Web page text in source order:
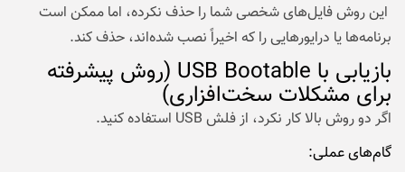
این روش فایل‌های شخصی شما را حذف نکرده، اما ممکن است
برنامه‌ها یا درایورهایی را که اخیراً نصب شده‌اند، حذف کند.
بازیابی با USB Bootable (روش پیشرفته
برای مشکلات سخت‌افزاری)
اگر دو روش بالا کار نکرد، از فلش USB استفاده کنید.
گام‌های عملی: